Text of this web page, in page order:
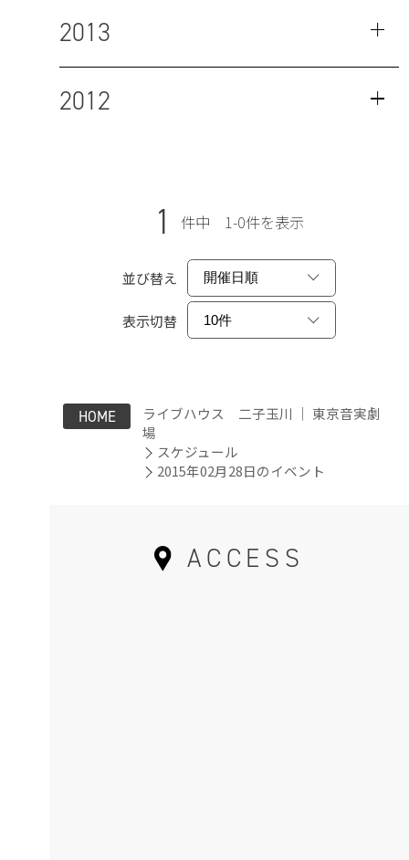
2013
2012
1 件中 1-0件を表示
並び替え
表示切替
HOME
ライブハウス 二子玉川 ｜ 東京音実劇
場
スケジュール
2015年02月28日のイベント
ACCESS